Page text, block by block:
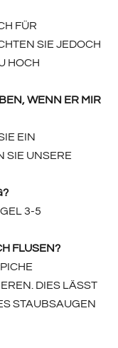
FÜR
SIE JEDOCH D
E
WENN ER MIR
EIN
SIE UNSERE
3-5
FLUSEN?
DIES LÄSST
STAUBSAUGEN H